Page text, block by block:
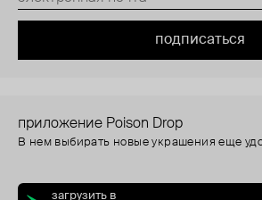
подписаться
приложение Poison Drop
В нем выбирать новые украшения еще
загрузить в